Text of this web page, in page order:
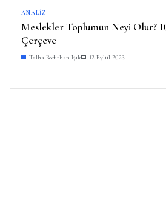
ANALIZ
Meslekler Toplumun Neyi Olur?
Çerçeve
Talha Bedirhan Işık 12 Eylül 2023